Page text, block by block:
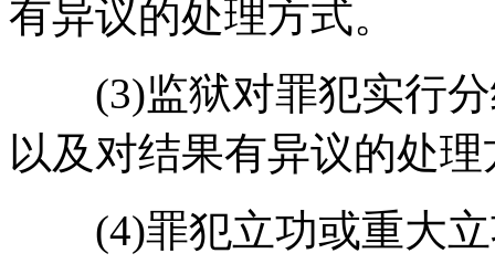
有异议的处理方式。
(3)监狱对罪犯实行分
以及对结果有异议的处
(4)罪犯立功或重大立